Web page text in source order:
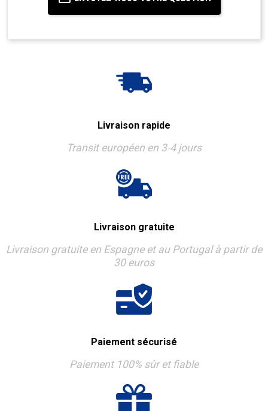
Livraison rapide
Transit européen en 3-4 jours
Livraison gratuite
Livraison gratuite en Espagne et au Portugal à partir de
30 euros
Paiement sécurisé
Paiement 100% sûr et fiable